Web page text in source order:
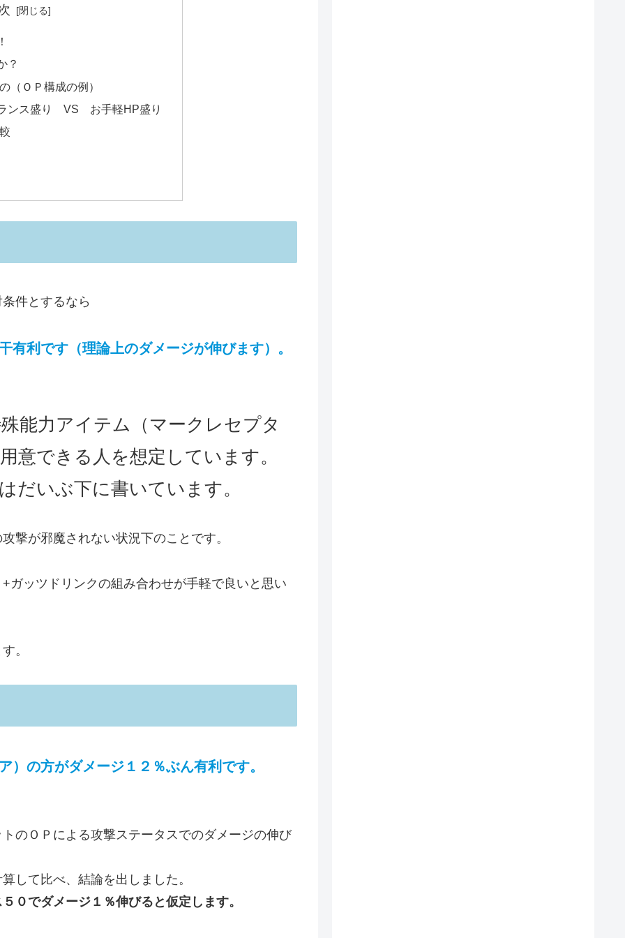
？
（ＯＰ構成の例）
ンス盛り VS お手軽HP盛り
件とするなら
利です（理論上のダメージが伸びます）。
能力アイテム（マークレセプタ
意できる人を想定しています。
だいぶ下に書いています。
撃が邪魔されない状況下のことです。
ガッツドリンクの組み合わせが手軽で良いと思い
。
の方がダメージ１２％ぶん有利です。
のＯＰによる攻撃ステータスでのダメージの伸び
して比べ、結論を出しました。
０でダメージ１％伸びると仮定します。